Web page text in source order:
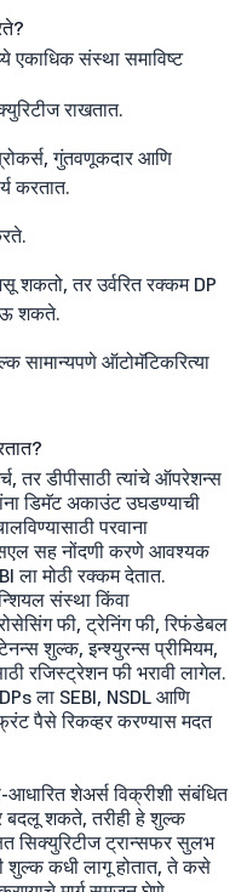
एकाधिक संस्था समाविष्ट
राखतात.
गुंतवणूकदार आणि
करतात.
शकतो, तर उर्वरित रक्कम DP
शकते.
सामान्यपणे ऑटोमॅटिकरित्या
तर डीपीसाठी त्यांचे ऑपरेशन्स
डिमॅट अकाउंट उघडण्याची
परवाना
सह नोंदणी करणे आवश्यक
ला मोठी रक्कम देतात.
संस्था किंवा
फी, ट्रेनिंग फी, रिफंडेबल
शुल्क, इन्श्युरन्स प्रीमियम,
रजिस्ट्रेशन फी भरावी लागेल.
ला SEBI, NSDL आणि
पैसे रिकव्हर करण्यास मदत
शेअर्स विक्रीशी संबंधित
बदलू शकते, तरीही हे शुल्क
सिक्युरिटीज ट्रान्सफर सुलभ
शुल्क कधी लागू होतात, ते कसे